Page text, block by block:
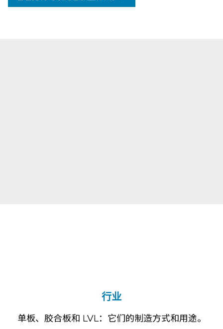
行业
单板、胶合板和 LVL：它们的制造方式和用途。